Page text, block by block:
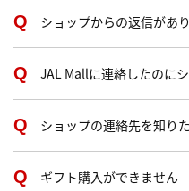
ショップからの返信があ
JAL Mallに連絡したのに
ショップの連絡先を知り
ギフト購入ができません